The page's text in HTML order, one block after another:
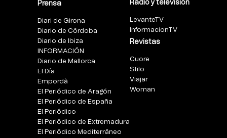
Prensa
Diari de Girona
Diario de Córdoba
Diario de Ibiza
INFORMACIÓN
Diario de Mallorca
El Día
Empordà
El Periódico de Aragón
El Periódico de España
El Periódico
El Periódico de Extremadura
El Periódico Mediterráneo
Radio y televisión
LevanteTV
InformacionTV
Revistas
Cuore
Stilo
Viajar
Woman